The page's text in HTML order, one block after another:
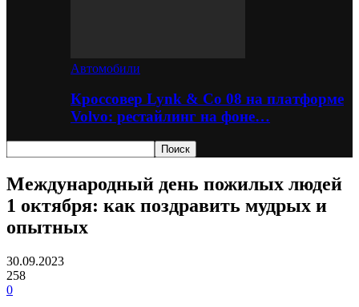
Автомобили
Кроссовер Lynk & Co 08 на платформе
Volvo: рестайлинг на фоне…
Международный день пожилых людей
1 октября: как поздравить мудрых и
опытных
30.09.2023
258
0